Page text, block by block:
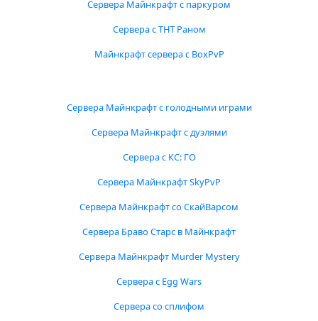
Сервера Майнкрафт с паркуром
Сервера с ТНТ Раном
Майнкрафт сервера с BoxPvP
Сервера Майнкрафт с голодными играми
Сервера Майнкрафт с дуэлями
Сервера с КС: ГО
Сервера Майнкрафт SkyPvP
Сервера Майнкрафт со СкайВарсом
Сервера Браво Старс в Майнкрафт
Сервера Майнкрафт Murder Mystery
Сервера с Egg Wars
Сервера со сплифом